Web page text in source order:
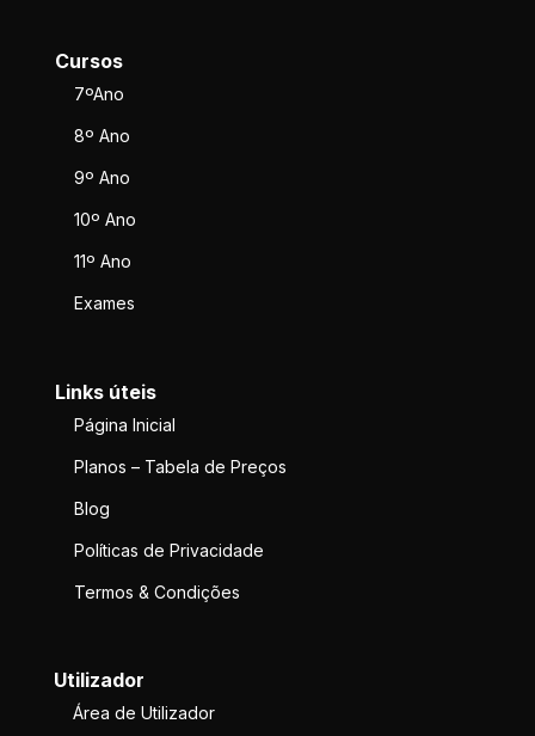
Cursos
7ºAno
8º Ano
9º Ano
10º Ano
11º Ano
Exames
Links úteis
Página Inicial
Planos – Tabela de Preços
Blog
Políticas de Privacidade
Termos & Condições
Utilizador
Área de Utilizador